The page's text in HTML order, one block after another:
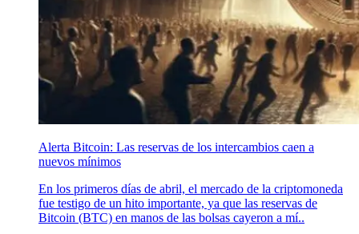
Alerta Bitcoin: Las reservas de los intercambios caen a
nuevos mínimos
En los primeros días de abril, el mercado de la criptomoneda
fue testigo de un hito importante, ya que las reservas de
Bitcoin (BTC) en manos de las bolsas cayeron a mí..